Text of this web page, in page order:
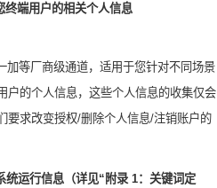
终端用户的相关个人信息
加等厂商级通道，适用于您针对不同场景
户的个人信息，这些个人信息的收集仅会
要求改变授权/删除个人信息/注销账户的
统运行信息（详见“附录 1：关键词定